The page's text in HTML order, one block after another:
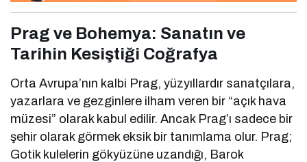
Prag ve Bohemya: Sanatın ve
Tarihin Kesiştiği Coğrafya
Orta Avrupa’nın kalbi Prag, yüzyıllardır sanatçılara,
yazarlara ve gezginlere ilham veren bir “açık hava
müzesi” olarak kabul edilir. Ancak Prag’ı sadece bir
şehir olarak görmek eksik bir tanımlama olur. Prag;
Gotik kulelerin gökyüzüne uzandığı, Barok